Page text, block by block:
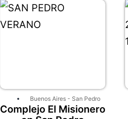
Buenos Aires- San Pedro
Complejo El Misionero